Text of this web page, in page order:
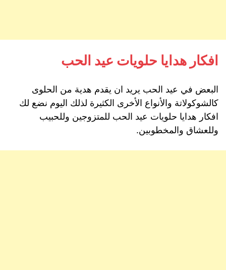
افكار هدايا حلويات عيد الحب
البعض في عيد الحب يريد ان يقدم هدية من الحلوى
كالشوكولاتة والأنواع الأخرى الكثيرة لذلك اليوم نضع لك
افكار هدايا حلويات عيد الحب للمتزوجين وللحبيب
وللعشاق والمخطوبين.